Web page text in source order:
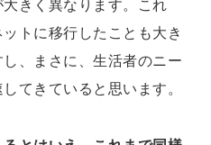
きく異なります。これ
トに移行したことも大き
、まさに、生活者のニー
てきていると思います。